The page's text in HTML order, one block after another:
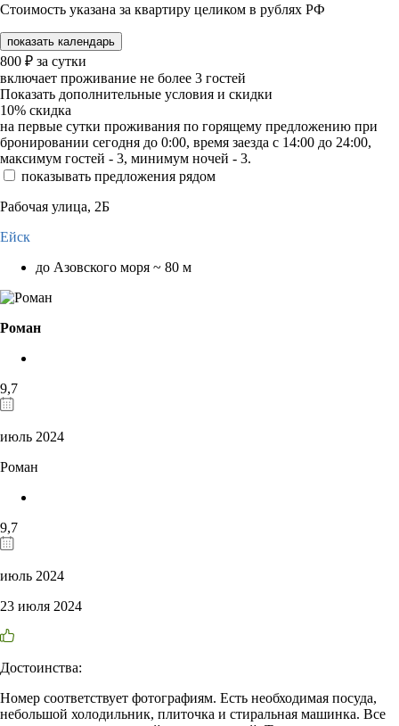
Стоимость указана за квартиру целиком в рублях РФ
показать календарь
800 ₽ за сутки
включает проживание не более 3 гостей
Показать дополнительные условия и скидки
10% скидка
на первые сутки проживания по горящему предложению при
бронировании сегодня до 0:00, время заезда с 14:00 до 24:00,
максимум гостей - 3, минимум ночей - 3.
показывать предложения рядом
Рабочая улица, 2Б
Ейск
до Азовского моря ~ 80 м
Роман
9,7
июль 2024
Роман
9,7
июль 2024
23 июля 2024
Достоинства:
Номер соответствует фотографиям. Есть необходимая посуда,
небольшой холодильник, плиточка и стиральная машинка. Все